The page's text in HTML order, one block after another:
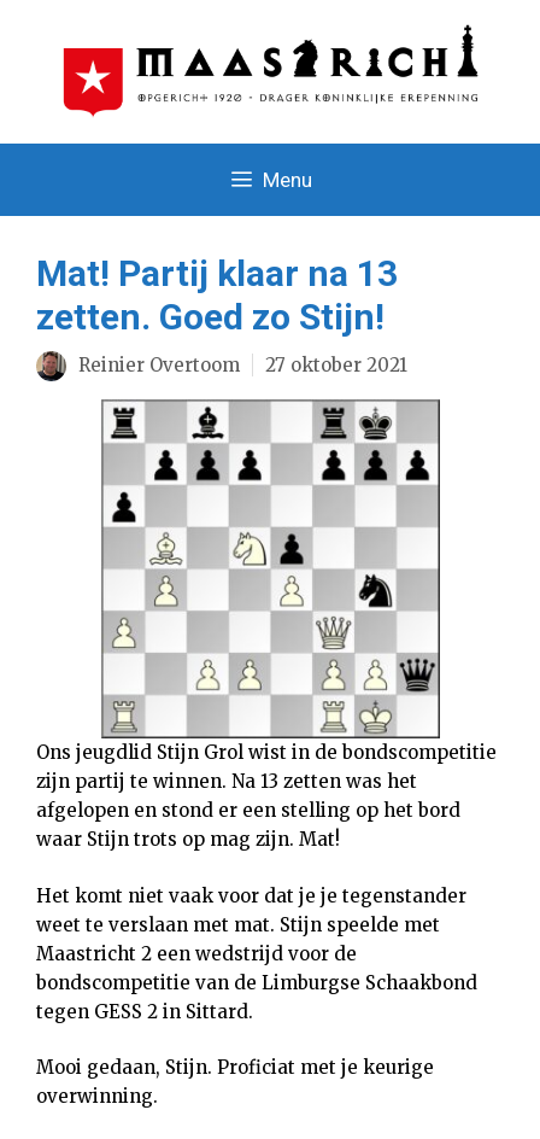
Menu
Mat! Partij klaar na 13
zetten. Goed zo Stijn!
Reinier Overtoom 27 oktober 2021
Ons jeugdlid Stijn Grol wist in de bondscompetitie
zijn partij te winnen. Na 13 zetten was het
afgelopen en stond er een stelling op het bord
waar Stijn trots op mag zijn. Mat!
Het komt niet vaak voor dat je je tegenstander
weet te verslaan met mat. Stijn speelde met
Maastricht 2 een wedstrijd voor de
bondscompetitie van de Limburgse Schaakbond
tegen GESS 2 in Sittard.
Mooi gedaan, Stijn. Proficiat met je keurige
overwinning.